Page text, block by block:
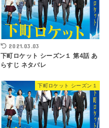
2021.03.03
下町ロケット シーズン１ 第4話 あ
らすじ ネタバレ
下町ロケット シーズン１